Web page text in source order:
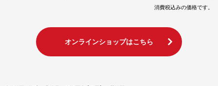
消費税込みの価格です。
オンラインショップはこちら